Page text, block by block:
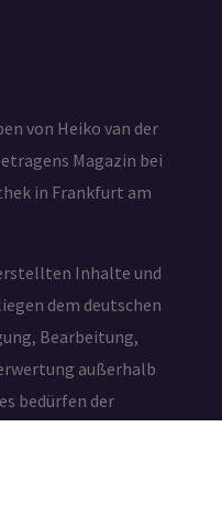
von Heiko van der
Magazin bei
in Frankfurt am
Inhalte und
dem deutschen
Bearbeitung,
außerhalb
bedürfen der